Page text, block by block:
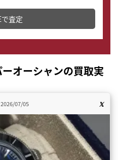
を知ることが出来ます。
で査定
オーシャンの買取実
2026/07/05